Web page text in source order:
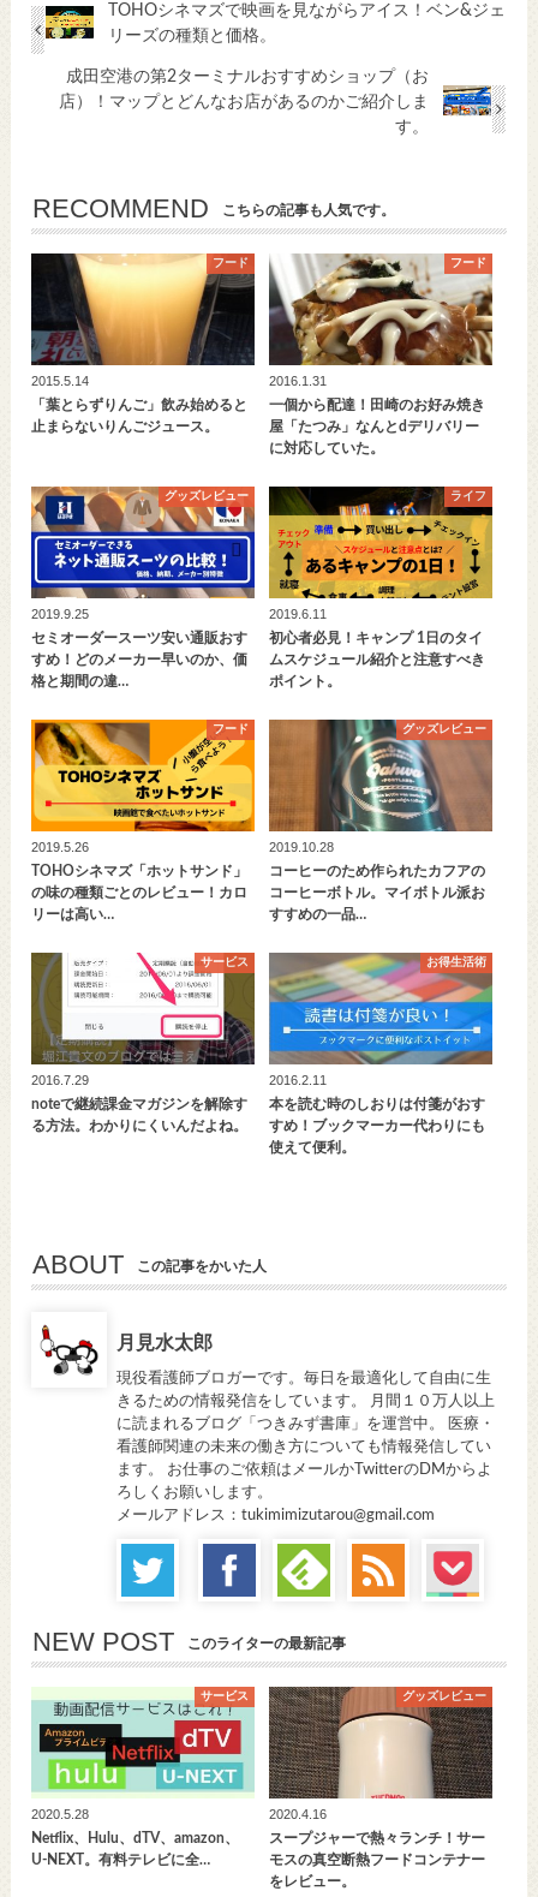
TOHOシネマズで映画を見ながらアイス！ベン&ジェ
リーズの種類と価格。
成田空港の第2ターミナルおすすめショップ（お
店）！マップとどんなお店があるのかご紹介しま
す。
RECOMMEND こちらの記事も人気です。
フード
2015.5.14
「葉とらずりんご」飲み始めると
止まらないりんごジュース。
フード
2016.1.31
一個から配達！田崎のお好み焼き
屋「たつみ」なんとdデリバリー
に対応していた。
グッズレビュー
2019.9.25
セミオーダースーツ安い通販おす
すめ！どのメーカー早いのか、価
格と期間の違…
ライフ
2019.6.11
初心者必見！キャンプ 1日のタイ
ムスケジュール紹介と注意すべき
ポイント。
フード
2019.5.26
TOHOシネマズ「ホットサンド」
の味の種類ごとのレビュー！カロ
リーは高い…
グッズレビュー
2019.10.28
コーヒーのため作られたカフアの
コーヒーボトル。マイボトル派お
すすめの一品…
サービス
2016.7.29
noteで継続課金マガジンを解除す
る方法。わかりにくいんだよね。
お得生活術
2016.2.11
本を読む時のしおりは付箋がおす
すめ！ブックマーカー代わりにも
使えて便利。
ABOUT この記事をかいた人
月見水太郎
現役看護師ブロガーです。毎日を最適化して自由に生
きるための情報発信をしています。 月間１０万人以上
に読まれるブログ「つきみず書庫」を運営中。 医療・
看護師関連の未来の働き方についても情報発信してい
ます。 お仕事のご依頼はメールかTwitterのDMからよ
ろしくお願いします。
メールアドレス：tukimimizutarou@gmail.com
NEW POST このライターの最新記事
サービス
2020.5.28
Netflix、Hulu、dTV、amazon、
U-NEXT。有料テレビに全…
グッズレビュー
2020.4.16
スープジャーで熱々ランチ！サー
モスの真空断熱フードコンテナー
をレビュー。